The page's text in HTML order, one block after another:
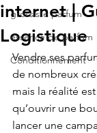
grossiste parfum
essence de parfum
Conditionnement
internet |
Logistique
Vendre ses
de nombreux
mais la réalité
qu’ouvrir une
lancer une